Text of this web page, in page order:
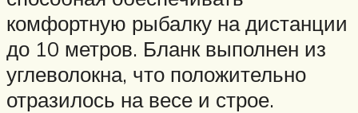
комфортную рыбалку на дистанции
до 10 метров. Бланк выполнен из
углеволокна, что положительно
отразилось на весе и строе.